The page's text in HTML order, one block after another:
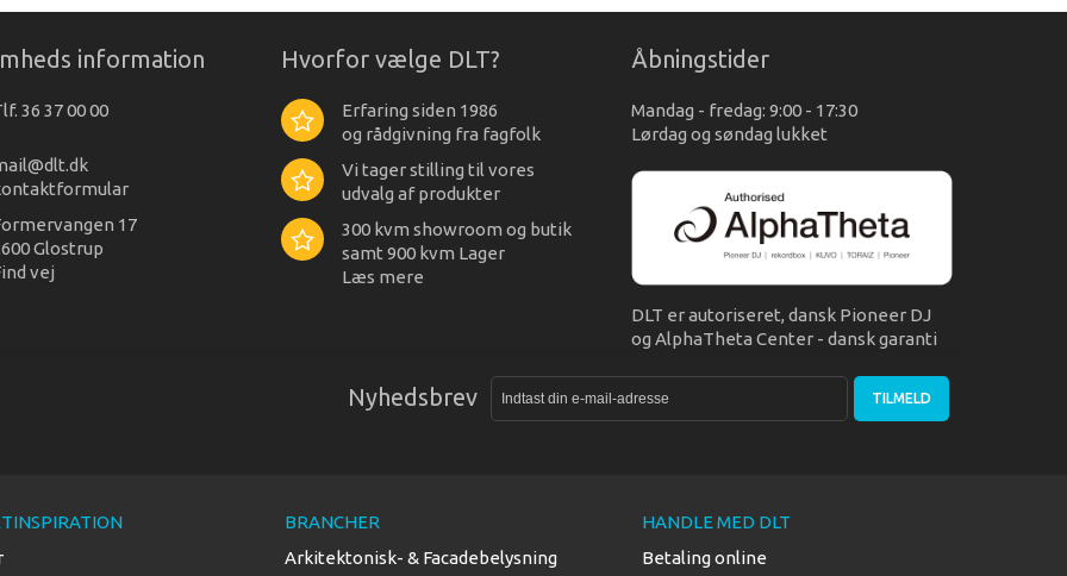
information
36 37 00 00
17
Glostrup
vej
Hvorfor vælge DLT?
Erfaring siden 1986
og rådgivning fra fagfolk
Vi tager stilling til vores
udvalg af produkter
300 kvm showroom og butik
samt 900 kvm Lager
Læs mere
Åbningstider
Mandag - fredag: 9:00 - 17:30
Lørdag og søndag lukket
DLT er autoriseret, dansk Pioneer DJ
og AlphaTheta Center - dansk garanti
Nyhedsbrev TILMELD
BRANCHER
Arkitektonisk- & Facadebelysning
HANDLE MED DLT
Betaling online